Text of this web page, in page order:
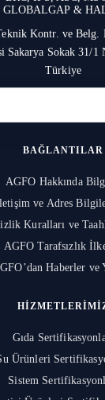
Kontr. ve Belg.
Sakarya Sokak 31/
Türkiye
BAĞLANTILAR
AGFO Hakkında
ve Adres
Kuralları ve
AGFO Tarafsızlık
Haberler ve
Gıda
Ürünleri
Sistem